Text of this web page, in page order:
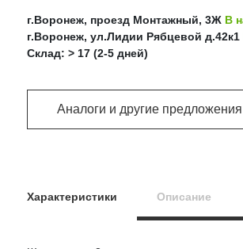
г.Воронеж, проезд Монтажный, 3Ж В
г.Воронеж, ул.Лидии Рябцевой д.42к1
Склад: > 17 (2-5 дней)
Аналоги и другие предложения
Характеристики Описание